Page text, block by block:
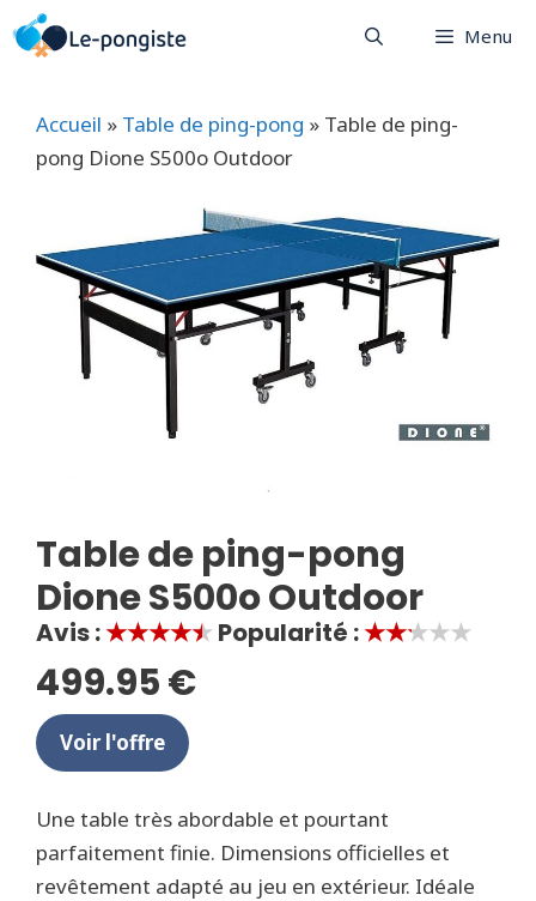
Aller
au
Menu
Accueil » Table de ping-pong » Table de ping-
pong Dione S500o Outdoor
Table de ping-pong
Dione S500o Outdoor
Avis :★★★★★Popularité :★★★★★
499.95 €
Voir l'offre
Une table très abordable et pourtant
parfaitement finie. Dimensions officielles et
revêtement adapté au jeu en extérieur. Idéale